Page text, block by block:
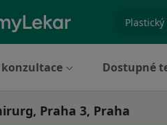
Dostupné
Praha 3, Praha